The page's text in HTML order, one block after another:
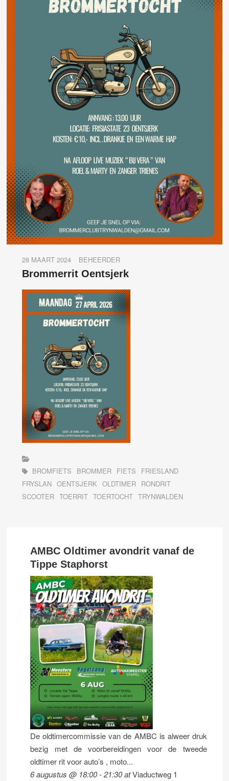
28 MAART 2024 BEHEERDER
Brommerrit Oentsjerk
BROMFIETS BROMMER FIETS
FRIESLAND
FRYSLAN OENTSJERK OLDTIMER RONDRIT
SCOOTER TOERRIT TOERTOCHT TRYNWALDEN
AMBC Oldtimer avondrit vanaf de
Tippe Staphorst
De oldtimercommissie van de AMBC is alweer druk
bezig met de voorbereidingen voor de tweede
oldtimer rit voor auto’s , moto...
6 augustus @ 18:00-21:30atViaductweg 1